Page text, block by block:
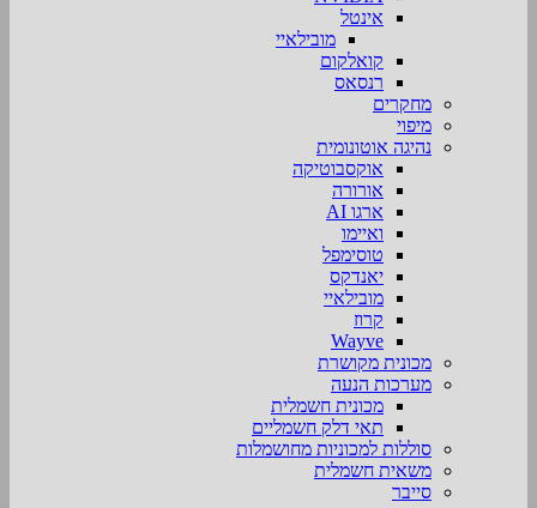
אינטל
מובילאיי
קואלקום
רנסאס
מחקרים
מיפוי
נהיגה אוטונומית
אוקסבוטיקה
אורורה
ארגו AI
ואיימו
טוסימפל
יאנדקס
מובילאיי
קרוז
Wayve
מכונית מקושרת
מערכות הנעה
מכונית חשמלית
תאי דלק חשמליים
סוללות למכוניות מחושמלות
משאית חשמלית
סייבר